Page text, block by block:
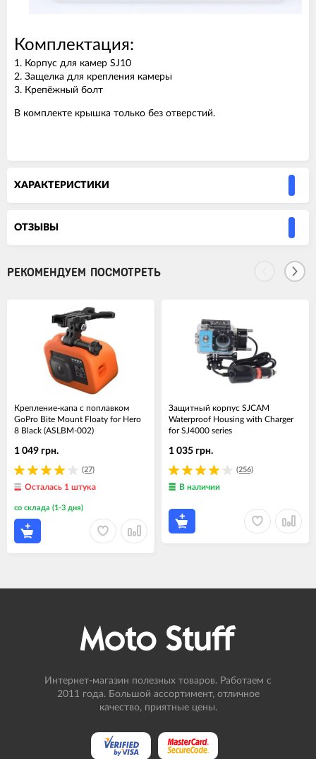
Комплектация:
1. Корпус для камер SJ10
2. Защелка для крепления камеры
3. Крепёжный болт
В комплекте крышка только без отверстий.
ХАРАКТЕРИСТИКИ
ОТЗЫВЫ
РЕКОМЕНДУЕМ ПОСМОТРЕТЬ
Крепление-капа с поплавком
GoPro Bite Mount Floaty for Hero
8 Black (ASLBM-002)
(27)
1 049 грн.
Осталась 1 штука
со склада (1-3 дня)
Защитный корпус SJCAM
Waterproof Housing with Charger
for SJ4000 series
(256)
1 035 грн.
В наличии
Интернет-магазин полезных товаров. Работаем с
2011 года. Большой ассортимент, отличное
качество, приятные цены.